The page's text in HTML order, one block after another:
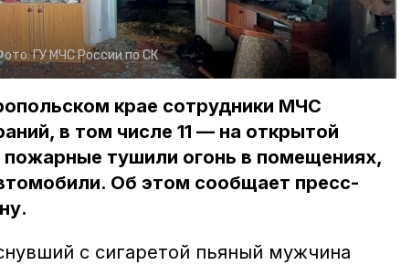
ГУ МЧС России по СК
крае сотрудники МЧС
в том числе 11 — на открытой
тушили огонь в помещениях,
Об этом сообщает пресс-
с сигаретой пьяный мужчина